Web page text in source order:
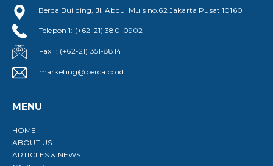
Berca Building, Jl. Abdul Muis no.62 Jakarta Pusat 10160
Telepon 1: (+62-21) 380-0902
Fax 1: (+62-21) 351-8814
marketing@berca.co.id
MENU
HOME
ABOUT US
ARTICLES & NEWS